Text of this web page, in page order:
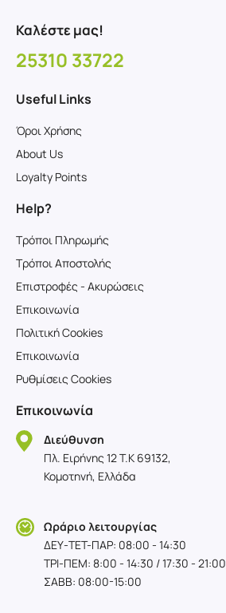
Καλέστε μας!
25310 33722
Useful Links
Όροι Χρήσης
About Us
Loyalty Points
Help?
Τρόποι Πληρωμής
Τρόποι Αποστολής
Επιστροφές - Ακυρώσεις
Επικοινωνία
Πολιτική Cookies
Επικοινωνία
Ρυθμίσεις Cookies
Επικοινωνία
Διεύθυνση
Πλ. Ειρήνης 12 T.K 69132,
Κομοτηνή, Ελλάδα
Ωράριο λειτουργίας
ΔΕΥ-TET-ΠΑΡ: 08:00 - 14:30
ΤΡΙ-ΠΕΜ: 8:00 - 14:30 / 17:30 - 21:00
ΣΑΒΒ: 08:00-15:00